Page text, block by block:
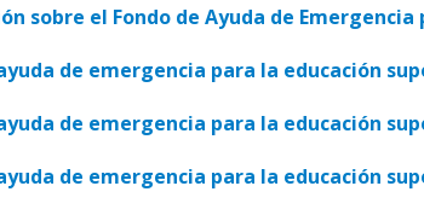
sobre el Fondo de Ayuda de Emergencia
de emergencia para la educación
de emergencia para la educación
de emergencia para la educación